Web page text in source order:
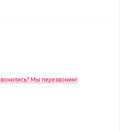
Мы перезвоним!